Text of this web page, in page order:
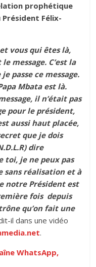
prophétique
Félix-
vous qui êtes là,
message. C’est la
passe ce message.
Mbata est là.
il n’était pas
pour le président,
aussi haut placée,
que je dois
dire
toi, je ne peux pas
sans réalisation et à
notre Président est
fois depuis
qu’on fait une
il dans une vidéo
.
WhatsApp,